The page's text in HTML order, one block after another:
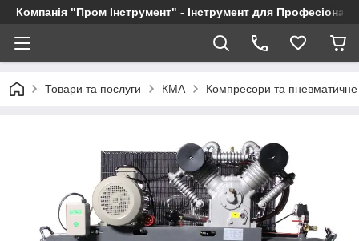
Компанія "Пром Інструмент" - Інструмент для
Товари та послуги КМА Компресори та